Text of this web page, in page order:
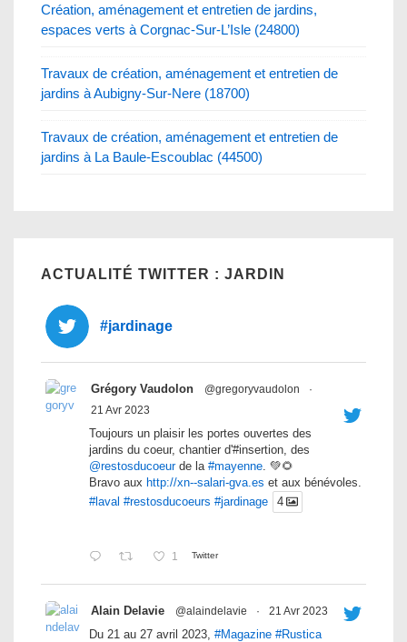
Création, aménagement et entretien de jardins,
espaces verts à Corgnac-Sur-L’Isle (24800)
Travaux de création, aménagement et entretien de
jardins à Aubigny-Sur-Nere (18700)
Travaux de création, aménagement et entretien de
jardins à La Baule-Escoublac (44500)
ACTUALITÉ TWITTER : JARDIN
#jardinage
Grégory Vaudolon @gregoryvaudolon
·
21 Avr 2023
Toujours un plaisir les portes ouvertes des
jardins du coeur, chantier d'#insertion, des
@restosducoeurde la #mayenne. 💚🌻
Bravo aux http://xn--salari-gva.es et aux bénévoles.
#laval #restosducoeurs #jardinage 4
1 Twitter
Alain Delavie @alaindelavie · 21 Avr 2023
Du 21 au 27 avril 2023, #Magazine #Rustica